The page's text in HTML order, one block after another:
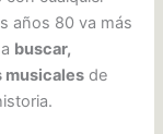
años 80 va más
buscar,
musicales de